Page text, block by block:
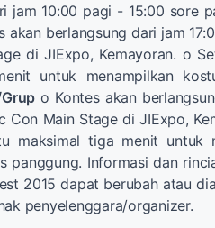
jam 10:00 pagi - 15:00 sore
akan berlangsung dari jam
di JIExpo, Kemayoran. o
untuk menampilkan
o Kontes akan
Con Main Stage di JIExpo,
maksimal tiga menit untuk
panggung. Informasi dan
2015 dapat berubah atau
penyelenggara/organizer.